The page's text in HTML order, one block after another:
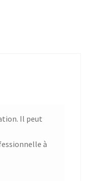
Il peut
à